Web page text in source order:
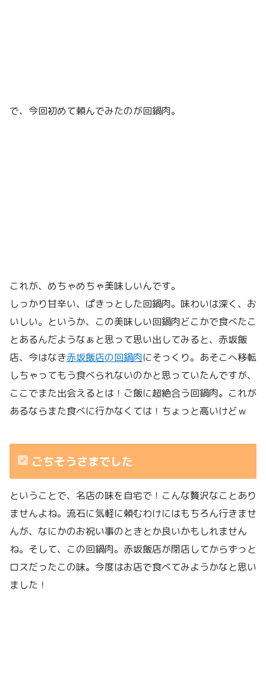
で、今回初めて頼んでみたのが回鍋肉。
これが、めちゃめちゃ美味しいんです。
しっかり甘辛い、ぱきっとした回鍋肉。味わいは深く、お
いしい。というか、この美味しい回鍋肉どこかで食べたこ
とあるんだようなぁと思って思い出してみると、赤坂飯
店、今はなき赤坂飯店の回鍋肉にそっくり。あそこへ移転
しちゃってもう食べられないのかと思っていたんですが、
ここでまた出会えるとは！ご飯に超絶合う回鍋肉。これが
あるならまた食べに行かなくては！ちょっと高いけどｗ
ごちそうさまでした
ということで、名店の味を自宅で！こんな贅沢なことあり
ませんよね。流石に気軽に頼むわけにはもちろん行きませ
んが、なにかのお祝い事のときとか良いかもしれません
ね。そして、この回鍋肉。赤坂飯店が閉店してからずっと
ロスだったこの味。今度はお店で食べてみようかなと思い
ました！